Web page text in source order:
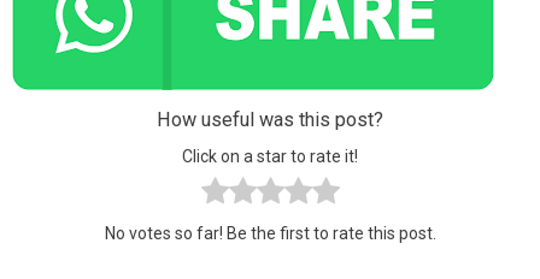
How useful was this post?
Click on a star to rate it!
No votes so far! Be the first to rate this post.